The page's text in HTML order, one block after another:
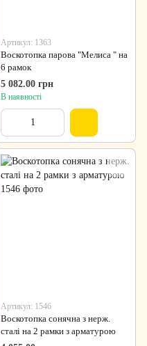
Артикул: 1363
Воскотопка парова "Мелиса " на
6 рамок
5 082.00 грн
В наявності
Артикул: 1546
Воскотопка сонячна з нерж.
сталі на 2 рамки з арматурою